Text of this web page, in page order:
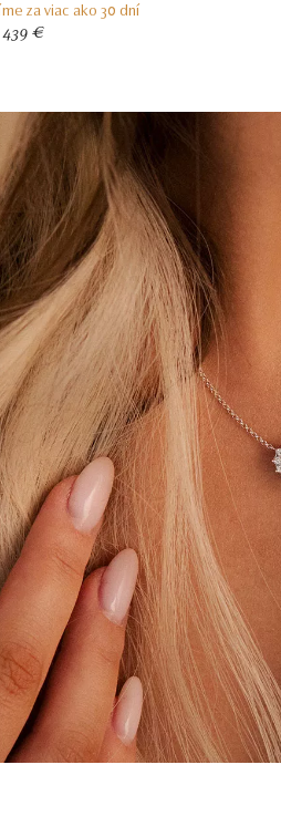
za viac ako 30 dní
439 €